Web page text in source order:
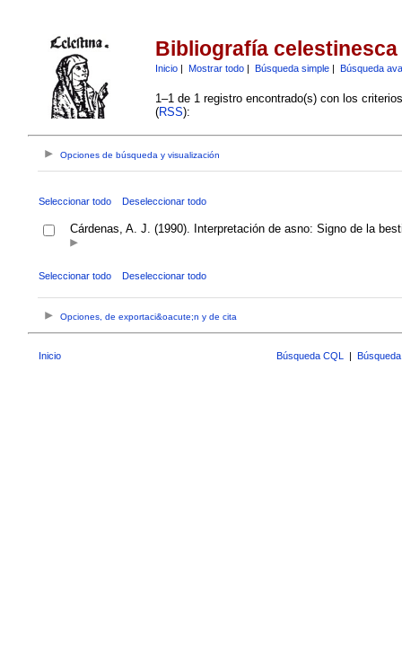
Bibliografía celestinesca
Inicio| Mostrar todo| Búsqueda simple| Búsqueda
1–1 de 1 registro encontrado(s) con los
(RSS):
Opciones de búsqueda y visualización
Seleccionar todo Deseleccionar todo
Cárdenas, A. J. (1990). Interpretación de asno: Signo de la
Seleccionar todo Deseleccionar todo
Opciones, de exportaci&oacute;n y de cita
Inicio Búsqueda CQL |